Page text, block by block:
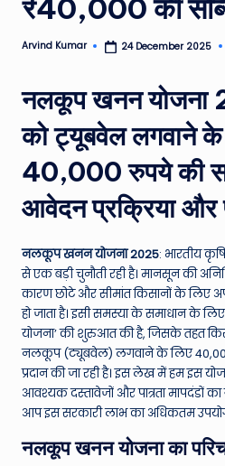
h
,
T
e
c
h
&
M
o
vi
e
N
e
w
₹40,000 की
Posted
Arvind Kumar 24 December 2025
नलकूप खनन योजना
को ट्यूबवेल लगवाने के
40,000 रुपये की
आवेदन प्रक्रिया और
नलकूप खनन योजना 2025: भारतीय
से एक बड़ी चुनौती रही है। मानसून की
कारण छोटे और सीमांत किसानों के लिए
हो जाता है। इसी समस्या के समाधान के
योजना’ की शुरुआत की है, जिसके तहत
नलकूप (ट्यूबवेल) लगवाने के लिए
प्रदान की जा रही है। इस लेख में हम इस
आवश्यक दस्तावेजों और पात्रता मापदंडों
आप इस सरकारी लाभ का अधिकतम
नलकूप खनन योजना का